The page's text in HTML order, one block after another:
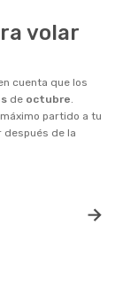
volar
cuenta que los
de octubre.
partido a tu
después de la